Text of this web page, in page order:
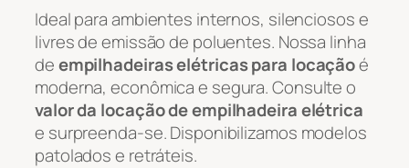
Ideal para ambientes internos, silenciosos e
livres de emissão de poluentes. Nossa linha
deempilhadeiras elétricas para locaçãoé
moderna, econômica e segura. Consulte o
valor da locação de empilhadeira elétrica
e surpreenda-se. Disponibilizamos modelos
patolados e retráteis.